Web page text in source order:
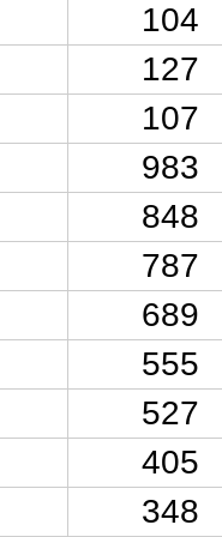
104
127
107
983
848
787
689
555
527
405
348